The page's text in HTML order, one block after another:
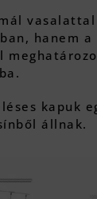
hanem
kapuk
állnak.